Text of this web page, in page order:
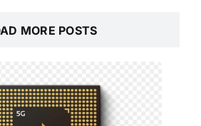
MORE POSTS